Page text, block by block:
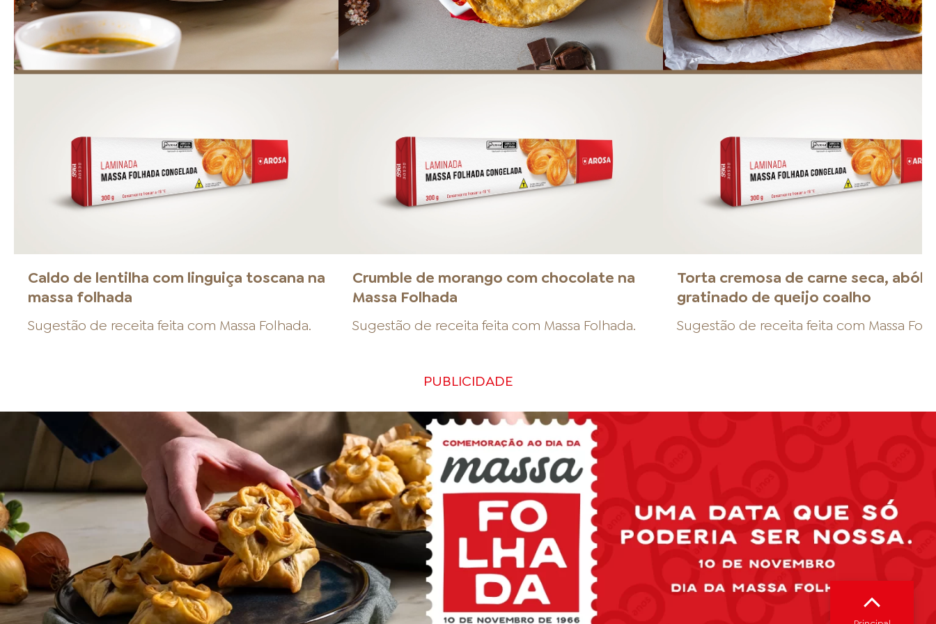
Caldo de lentilha com linguiça toscana na
massa folhada
Sugestão de receita feita com Massa Folhada.
Crumble de morango com chocolate na
Massa Folhada
Sugestão de receita feita com Massa Folhada.
Torta cremosa de carne seca,
gratinado de queijo coalho
Sugestão de receita feita com Massa
PUBLICIDADE